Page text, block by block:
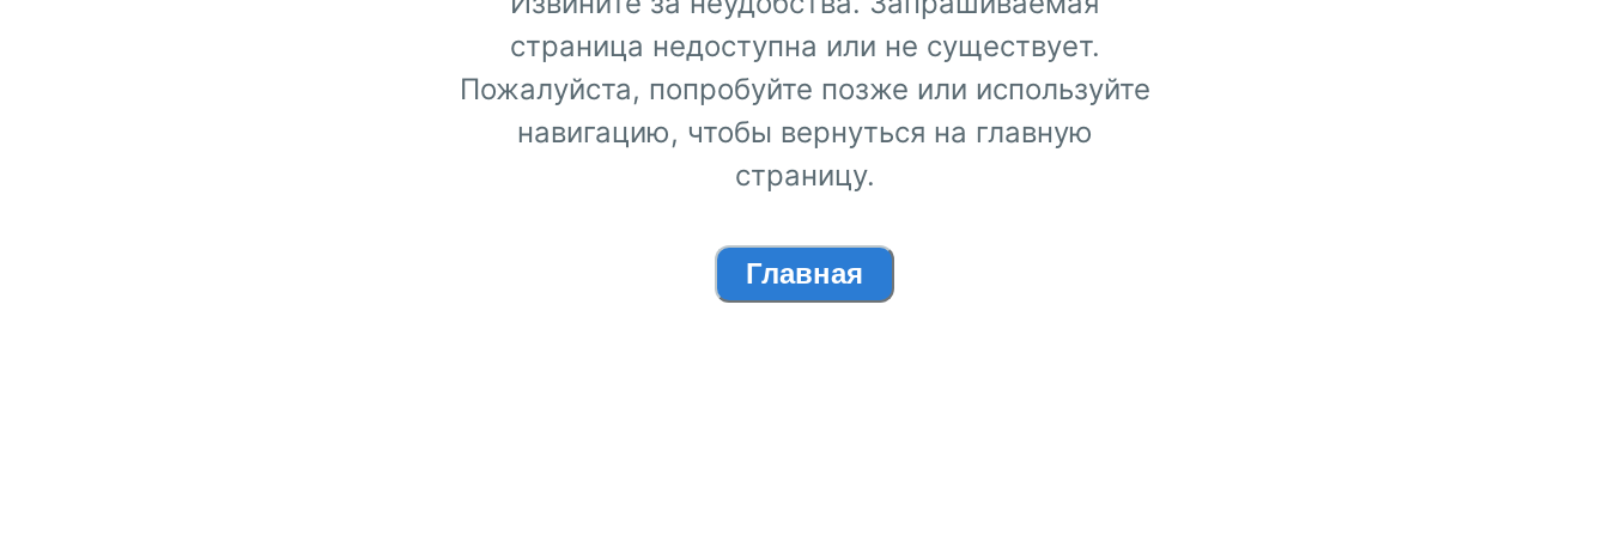
страница недоступна или не существует.
Пожалуйста, попробуйте позже или используйте
навигацию, чтобы вернуться на главную
страницу.
Главная